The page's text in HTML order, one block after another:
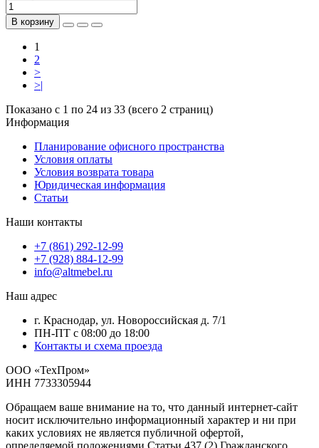
В корзину
1
2
>
>|
Показано с 1 по 24 из 33 (всего 2 страниц)
Информация
Планирование офисного пространства
Условия оплаты
Условия возврата товара
Юридическая информация
Статьи
Наши контакты
+7 (861) 292-12-99
+7 (928) 884-12-99
info@altmebel.ru
Наш адрес
г. Краснодар, ул. Новороссийская д. 7/1
ПН-ПТ с 08:00 до 18:00
Контакты и схема проезда
ООО «ТехПром»
ИНН 7733305944
Обращаем ваше внимание на то, что данный интернет-сайт
носит исключительно информационный характер и ни при
каких условиях не является публичной офертой,